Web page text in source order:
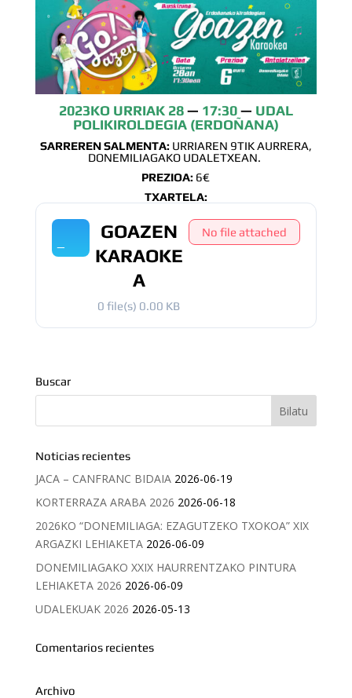
2023KO URRIAK 28— 17:30— UDAL
POLIKIROLDEGIA (ERDOÑANA)
SARREREN SALMENTA:URRIAREN 9TIK AURRERA,
DONEMILIAGAKO UDALETXEAN.
PREZIOA: 6€
TXARTELA:
GOAZEN
KARAOKE
A
0 file(s) 0.00 KB
No file attached
Buscar
Noticias recientes
JACA – CANFRANC BIDAIA 2026-06-19
KORTERRAZA ARABA 2026 2026-06-18
2026KO “DONEMILIAGA: EZAGUTZEKO TXOKOA” XIX
ARGAZKI LEHIAKETA 2026-06-09
DONEMILIAGAKO XXIX HAURRENTZAKO PINTURA
LEHIAKETA 2026 2026-06-09
UDALEKUAK 2026 2026-05-13
Comentarios recientes
Archivo